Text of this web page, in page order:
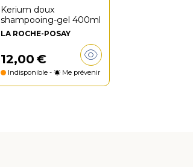
Kerium doux
shampooing-gel 400ml
LA ROCHE-POSAY
12,00 €
Indisponible - Me prévenir